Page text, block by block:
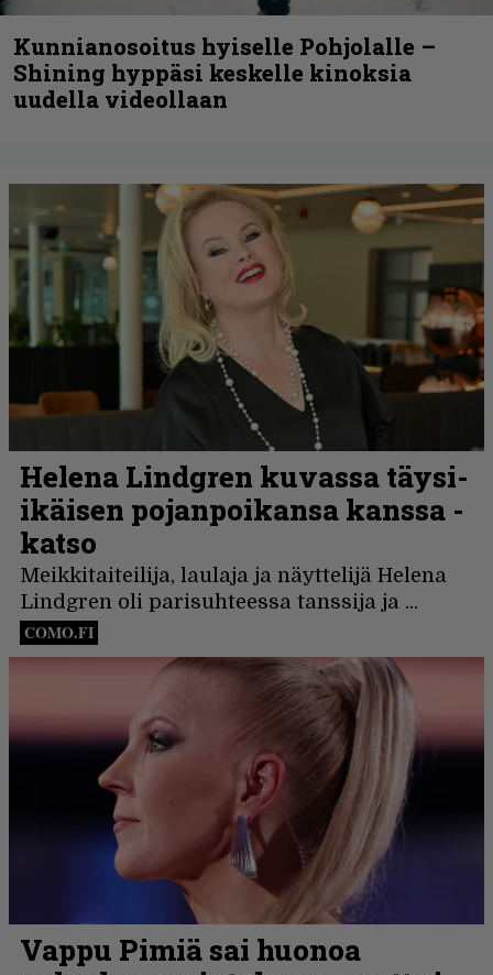
Kunnianosoitus hyiselle Pohjolalle –
Shining hyppäsi keskelle kinoksia
uudella videollaan